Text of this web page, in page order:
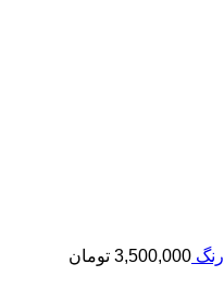
3,500,000 تومان